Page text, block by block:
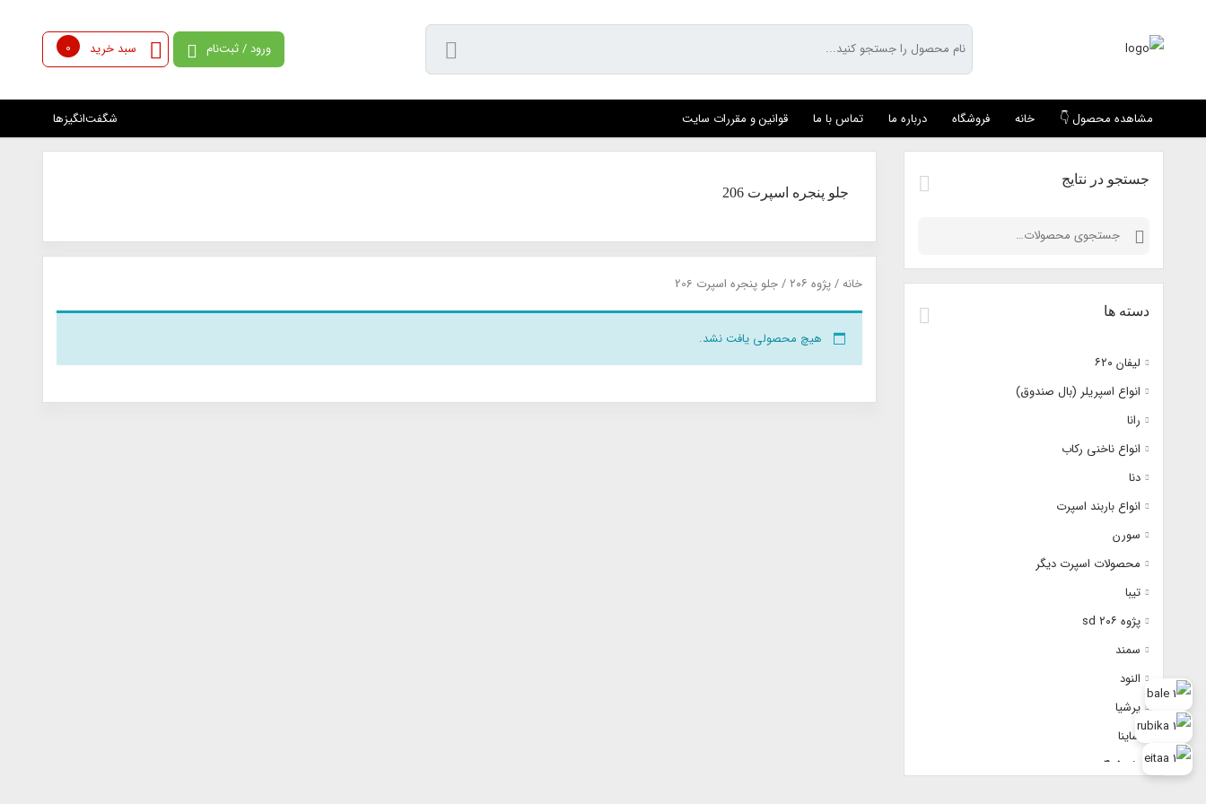
سبد خرید 0 ورود / ثبت‌نام
مشاهده محصول 👇 خانه فروشگاه درباره ما تماس با ما قوانین و مقررات سایت شگفت‌انگیزها
جلو پنجره اسپرت 206
خانه/پژوه ٢٠٦ / جلو پنجره اسپرت 206
هیچ محصولی یافت نشد.
جستجو در نتایج
جستجو
دسته ها
لیفان ۶٢٠
انواع اسپریلر (بال صندوق)
رانا
انواع ناخنی رکاب
دنا
انواع باربند اسپرت
سورن
محصولات اسپرت دیگر
تیبا
پژوه ٢٠۶ sd
سمند
النود
پرشیا
ساینا
پژو ۴٠۵